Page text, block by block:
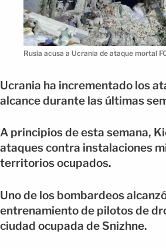
Rusia acusa a Ucrania de ataque mortal
Ucrania ha incrementado los
alcance durante las últimas
A principios de esta semana,
ataques contra instalaciones
territorios ocupados.
Uno de los bombardeos
entrenamiento de pilotos de
ciudad ocupada de Snizhne.